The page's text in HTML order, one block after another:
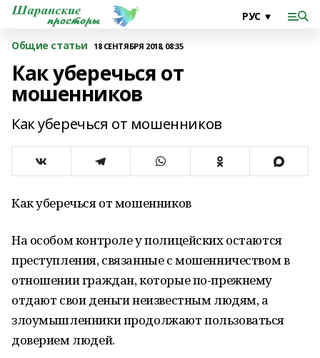
Общие статьи 18 СЕНТЯБРЯ 2018, 08:35
Как уберечься от
мошенников
Как уберечься от мошенников
Как уберечься от мошенников
На особом контроле у полицейских остаются
преступления, связанные с мошенничеством в
отношении граждан, которые по-прежнему
отдают свои деньги неизвестным людям, а
злоумышленники продолжают пользоваться
доверием людей.